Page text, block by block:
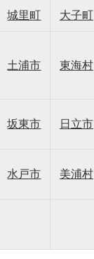
城里町 大子町
土浦市 東海村
坂東市 日立市
水戸市 美浦村